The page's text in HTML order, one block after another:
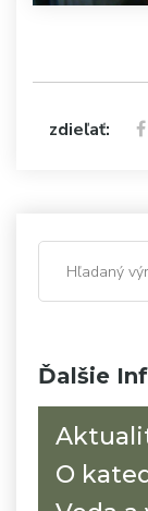
Ďalšie
O
zdieľať: